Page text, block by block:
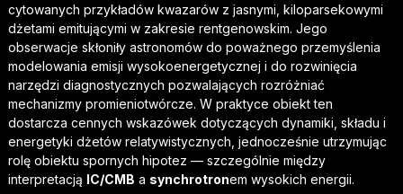
cytowanych przykładów kwazarów z jasnymi, kiloparsekowymi
dżetami emitującymi w zakresie rentgenowskim. Jego
obserwacje skłoniły astronomów do poważnego przemyślenia
modelowania emisji wysokoenergetycznej i do rozwinięcia
narzędzi diagnostycznych pozwalających rozróżniać
mechanizmy promieniotwórcze. W praktyce obiekt ten
dostarcza cennych wskazówek dotyczących dynamiki, składu i
energetyki dżetów relatywistycznych, jednocześnie utrzymując
rolę obiektu spornych hipotez — szczególnie między
interpretacją IC/CMB a synchrotronem wysokich energii.